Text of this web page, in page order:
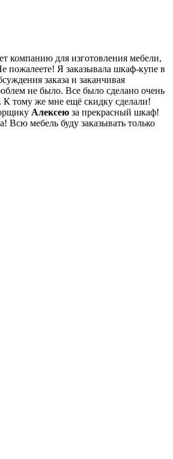
компанию для изготовления мебели,
пожалеете! Я заказывала шкаф-купе в
заказа и заканчивая
не было. Все было сделано очень
К тому же мне ещё скидку сделали!
Алексею за прекрасный шкаф!
Всю мебель буду заказывать только